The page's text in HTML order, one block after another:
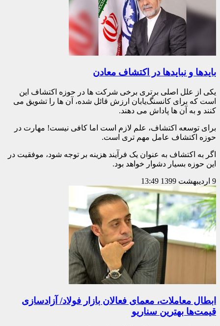
بایدها و نبایدها در اکتشاف معادن
یکی از علل اصلی برتری برخی شرکت ها در حوزه اکتشاف این
است که برای کانسنگ‌یابان ارزش قائل شده، آن ها را تشویق می
کنند و به آن ها پاداش می دهند.
برای توسعه اکتشاف، علم لازم است اما کافی نیست! مهارت در
حوزه اکتشاف عامل مهم تری است.
اگر به اکتشاف به عنوان یک فرآیند هزینه بر توجه شود، موفقیت در
این حوزه بسیار دشوار خواهد بود.
9 اردیبهشت 1399 13:49
ابطال معاملات، معمای فعالان بازار فولاد/ آزادسازی
قیمت‌ها بهترین سناریو